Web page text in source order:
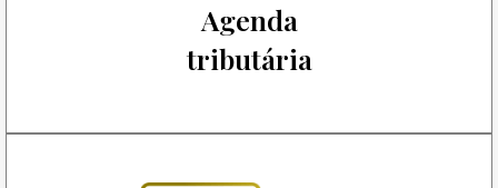
Agenda
tributária